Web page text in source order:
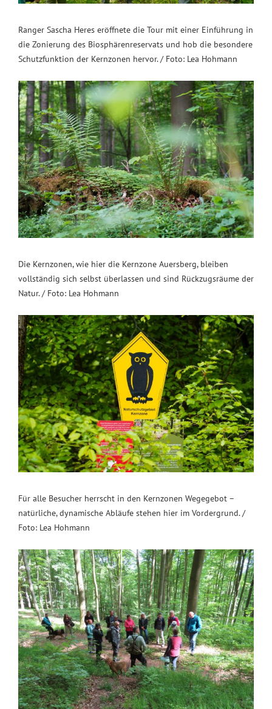
Ranger Sascha Heres eröffnete die Tour mit einer Einführung in
die Zonierung des Biosphärenreservats und hob die besondere
Schutzfunktion der Kernzonen hervor. / Foto: Lea Hohmann
Die Kernzonen, wie hier die Kernzone Auersberg, bleiben
vollständig sich selbst überlassen und sind Rückzugsräume der
Natur. / Foto: Lea Hohmann
Für alle Besucher herrscht in den Kernzonen Wegegebot –
natürliche, dynamische Abläufe stehen hier im Vordergrund. /
Foto: Lea Hohmann